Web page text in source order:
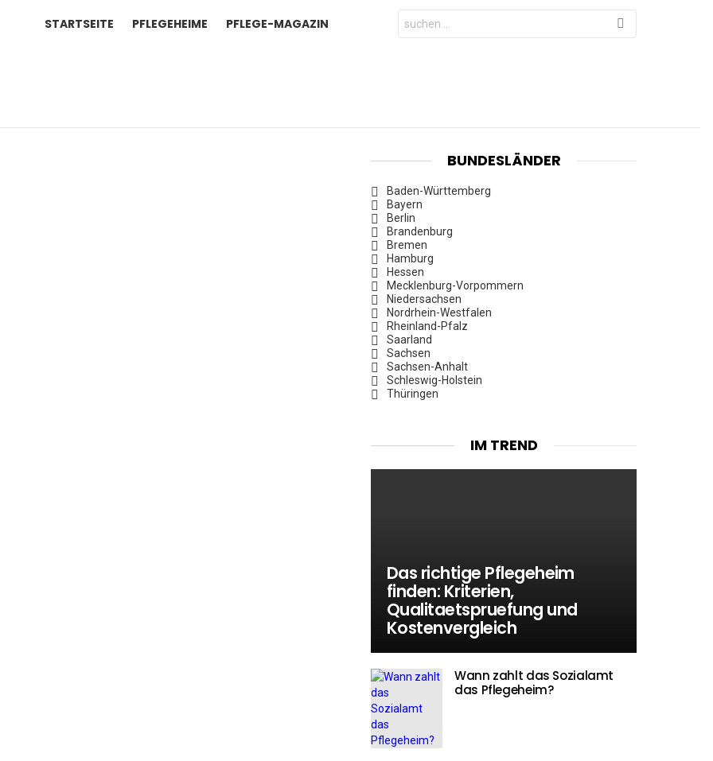
STARTSEITE PFLEGEHEIME PFLEGE-MAGAZIN
Search
for:
BUNDESLÄNDER
Baden-Württemberg
Bayern
Berlin
Brandenburg
Bremen
Hamburg
Hessen
Mecklenburg-Vorpommern
Niedersachsen
Nordrhein-Westfalen
Rheinland-Pfalz
Saarland
Sachsen
Sachsen-Anhalt
Schleswig-Holstein
Thüringen
IM TREND
Das richtige Pflegeheim
finden: Kriterien,
Qualitaetspruefung und
Kostenvergleich
Wann zahlt das Sozialamt
das Pflegeheim?